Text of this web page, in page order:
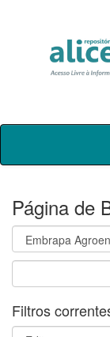
Skip
Página de
Filtros